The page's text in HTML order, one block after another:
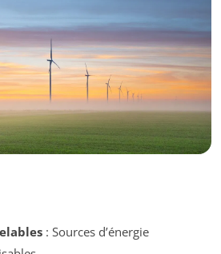
: Sources d’énergie